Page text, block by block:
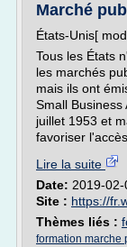
Marché
États-Unis[
Tous les États
les marchés
mais ils ont
Small
juillet 1953 et
favoriser
Lire la suite
Date: 2019-02-
Site : https://
Thèmes liés :
formation marche